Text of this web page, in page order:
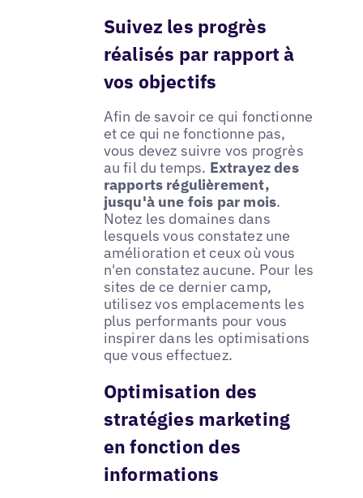
Suivez les progrès
réalisés par rapport à
vos objectifs
Afin de savoir ce qui fonctionne
et ce qui ne fonctionne pas,
vous devez suivre vos progrès
au fil du temps. Extrayez des
rapports régulièrement,
jusqu'à une fois par mois.
Notez les domaines dans
lesquels vous constatez une
amélioration et ceux où vous
n'en constatez aucune. Pour les
sites de ce dernier camp,
utilisez vos emplacements les
plus performants pour vous
inspirer dans les optimisations
que vous effectuez.
Optimisation des
stratégies marketing
en fonction des
informations